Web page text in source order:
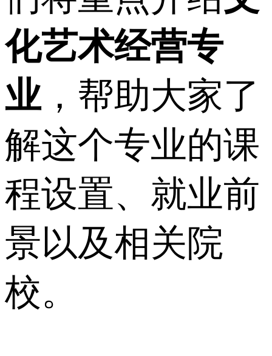
化艺术经营专
业，帮助大家了
解这个专业的课
程设置、就业前
景以及相关院
校。